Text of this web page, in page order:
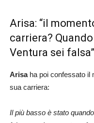
Arisa: “il
carriera?
Ventura sei falsa”
Arisaha poi confessato il
sua carriera:
Il più basso è stato